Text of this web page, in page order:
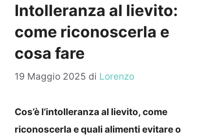
Intolleranza al lievito:
come riconoscerla e
cosa fare
19 Maggio 2025 di Lorenzo
Cos’è l’intolleranza al lievito, come
riconoscerla e quali alimenti evitare o